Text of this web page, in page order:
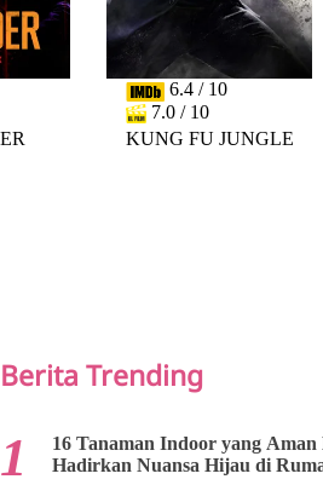
6.4 / 10
7.0 / 10
KUNG FU JUNGLE
Berita Trending
16 Tanaman Indoor yang
Hadirkan Nuansa Hijau di